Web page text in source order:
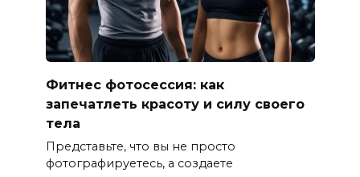
Фитнес фотосессия: как
запечатлеть красоту и силу своего
тела
Представьте, что вы не просто
фотографируетесь, а создаете